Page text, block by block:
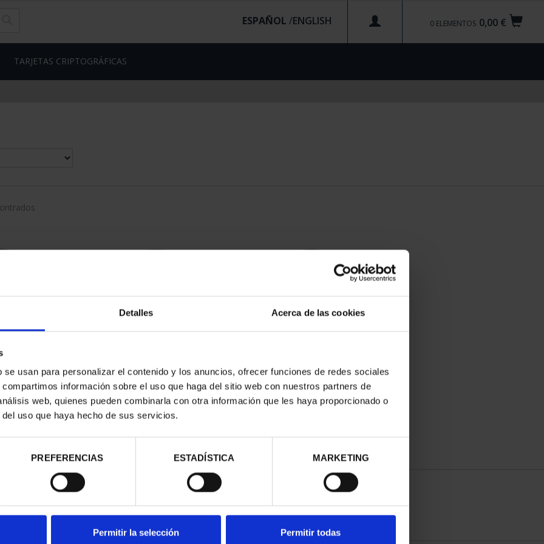
Detalles Acerca de las cookies
usan para personalizar el contenido y los anuncios, ofrecer funciones de redes sociales
información sobre el uso que haga del sitio web con nuestros partners de
web, quienes pueden combinarla con otra información que les haya proporcionado o
uso que haya hecho de sus servicios.
PREFERENCIAS ESTADÍSTICA MARKETING
Permitir la selección Permitir todas
0,00 €
0 ELEMENTOS
ESPAÑOL /
TARJETAS CRIPTOGRÁFICAS
II -
DE...
€
CIUDADES PATRIMONIO -
ALCALÁ DE HENARES
73,00 €
CIUDADES PATRIMONIO -
ÁVILA
73,00 €